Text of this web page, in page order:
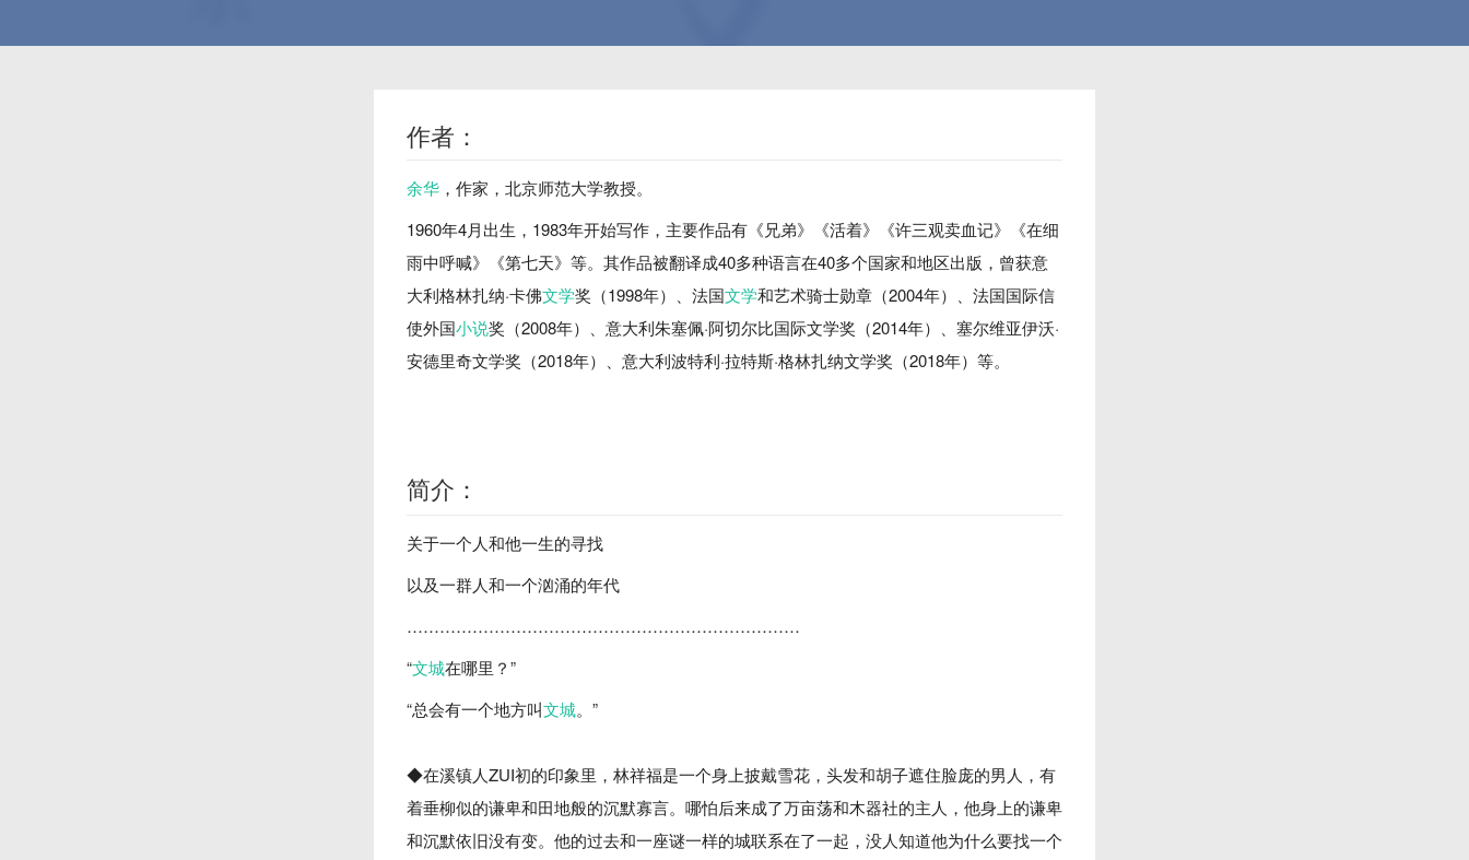
作者：
余华 ， 作家，北京师范大学教授。
1960年4月出生，1983年开始写作，主要作品有《兄弟》《活着》《许三观卖血记》《在细
雨中呼喊》《第七天》等。其作品被翻译成40多种语言在40多个国家和地区出版，曾获意
大利格林扎纳·卡佛文学奖（1998年）、法国文学和艺术骑士勋章（2004年）、法国国际信
使外国小说奖（2008年）、意大利朱塞佩·阿切尔比国际文学奖（2014年）、塞尔维亚伊沃·
安德里奇文学奖（2018年）、意大利波特利·拉特斯·格林扎纳文学奖（2018年）等。
简介：
关于一个人和他一生的寻找
以及一群人和一个汹涌的年代
………………………………………………………………
“文城在哪里？”
“总会有一个地方叫文城。”
◆在溪镇人ZUI初的印象里，林祥福是一个身上披戴雪花，头发和胡子遮住脸庞的男人，有
着垂柳似的谦卑和田地般的沉默寡言。哪怕后来成了万亩荡和木器社的主人，他身上的谦卑
和沉默依旧没有变。他的过去和一座谜一样的城联系在了一起，没人知道他为什么要找一个